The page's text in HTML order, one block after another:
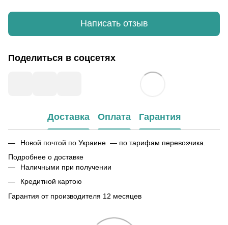
Написать отзыв
Поделиться в соцсетях
Доставка Оплата Гарантия
Новой почтой по Украине — по тарифам перевозчика.
Подробнее о доставке
Наличными при получении
Кредитной картою
Гарантия от производителя 12 месяцев